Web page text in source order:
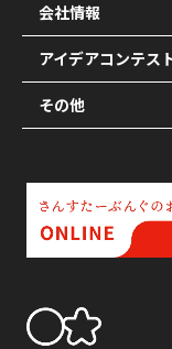
会社情報
アイデアコンテス
その他